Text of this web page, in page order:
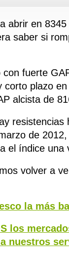
abrir en
saber si
fuerte
plazo
alcista de
resistencias
de
el índice una
volver a
la más
los
nuestros